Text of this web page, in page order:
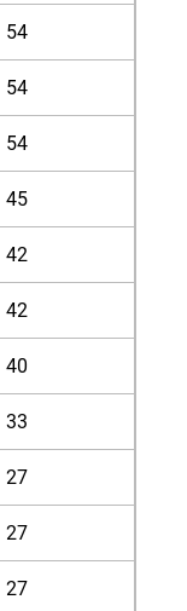
54
54
54
45
42
42
40
33
27
27
27